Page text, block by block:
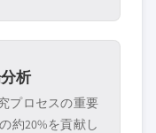
析
プロセスの重要
約20%を貢献し